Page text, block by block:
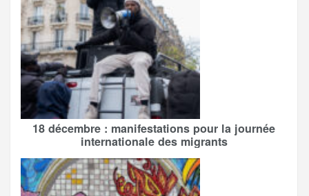
18 décembre : manifestations pour la journée
internationale des migrants